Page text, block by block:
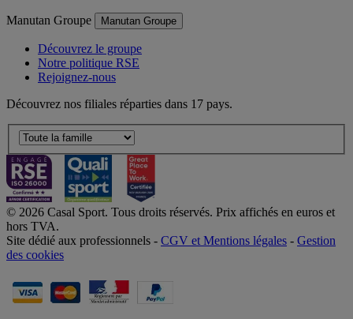
Manutan Groupe Manutan Groupe
Découvrez le groupe
Notre politique RSE
Rejoignez-nous
Découvrez nos filiales réparties dans 17 pays.
© 2026 Casal Sport. Tous droits réservés. Prix affichés en euros et
hors TVA.
Site dédié aux professionnels - CGV et Mentions légales - Gestion
des cookies